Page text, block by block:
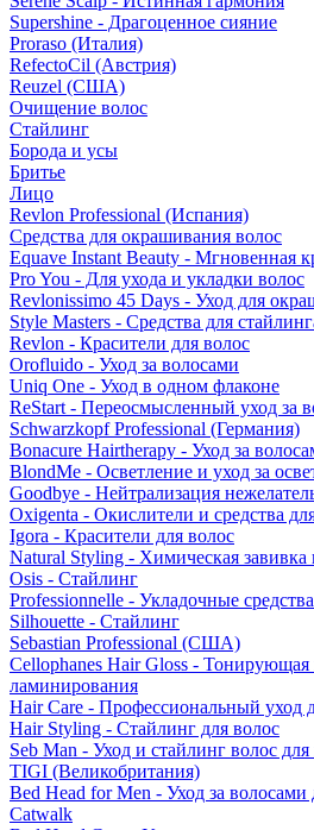
Supershine - Драгоценное сияние
Proraso (Италия)
RefectoCil (Австрия)
Reuzel (США)
Очищение волос
Стайлинг
Борода и усы
Бритье
Лицо
Revlon Professional (Испания)
Средства для окрашивания волос
Equave Instant Beauty - Мгновенная
Pro You - Для ухода и укладки волос
Revlonissimo 45 Days - Уход для
Style Masters - Средства для
Revlon - Красители для волос
Orofluido - Уход за волосами
Uniq One - Уход в одном флаконе
ReStart - Переосмысленный уход за
Schwarzkopf Professional (Германия)
Bonacure Hairtherapy - Уход за
BlondMe - Осветление и уход за
Goodbye - Нейтрализация
Oxigenta - Окислители и средства
Igora - Красители для волос
Natural Styling - Химическая завивка
Osis - Стайлинг
Professionnelle - Укладочные
Silhouette - Стайлинг
Sebastian Professional (США)
Cellophanes Hair Gloss - Тонирующая
ламинирования
Hair Care - Профессиональный уход
Hair Styling - Стайлинг для волос
Seb Man - Уход и стайлинг волос
TIGI (Великобритания)
Bed Head for Men - Уход за
Catwalk